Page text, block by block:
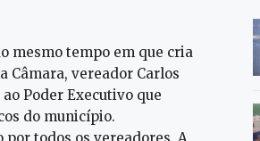
mesmo tempo em que cria
Câmara, vereador Carlos
Poder Executivo que
do município.